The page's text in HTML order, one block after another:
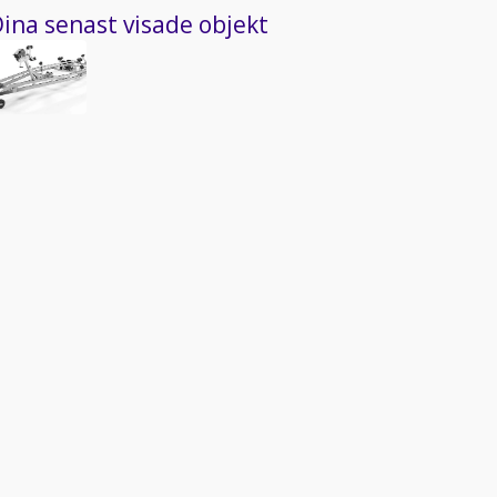
senast visade objekt